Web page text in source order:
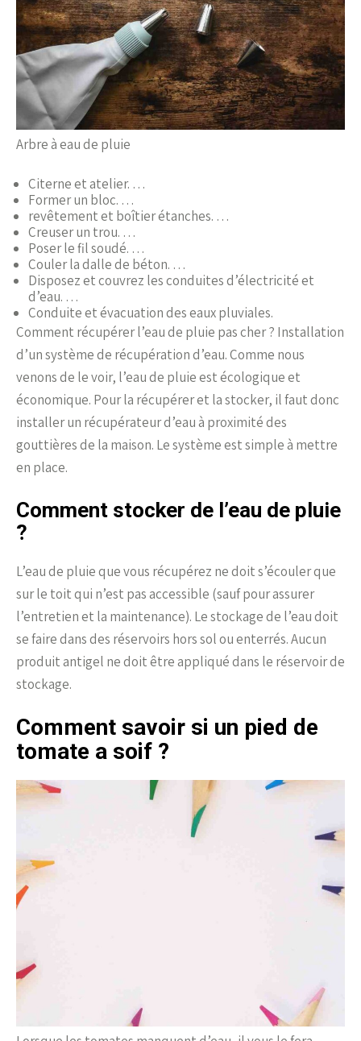
Arbre à eau de pluie
Citerne et atelier. …
Former un bloc. …
revêtement et boîtier étanches. …
Creuser un trou. …
Poser le fil soudé. …
Couler la dalle de béton. …
Disposez et couvrez les conduites d’électricité et
d’eau. …
Conduite et évacuation des eaux pluviales.
Comment récupérer l’eau de pluie pas cher ? Installation
d’un système de récupération d’eau. Comme nous
venons de le voir, l’eau de pluie est écologique et
économique. Pour la récupérer et la stocker, il faut donc
installer un récupérateur d’eau à proximité des
gouttières de la maison. Le système est simple à mettre
en place.
Comment stocker de l’eau de pluie
?
L’eau de pluie que vous récupérez ne doit s’écouler que
sur le toit qui n’est pas accessible (sauf pour assurer
l’entretien et la maintenance). Le stockage de l’eau doit
se faire dans des réservoirs hors sol ou enterrés. Aucun
produit antigel ne doit être appliqué dans le réservoir de
stockage.
Comment savoir si un pied de
tomate a soif ?